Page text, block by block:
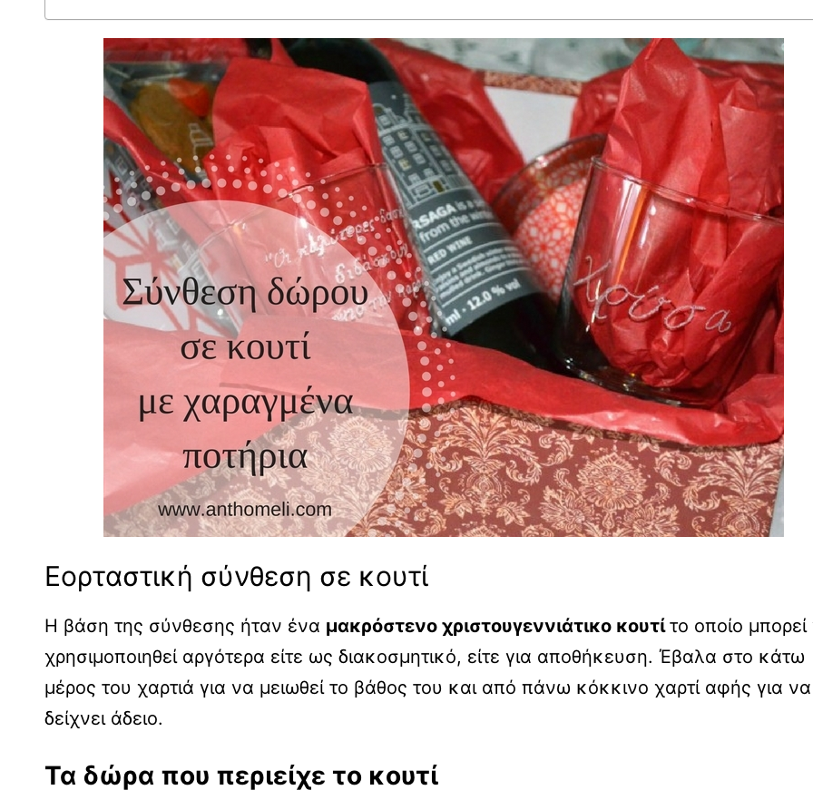
Εορταστική σύνθεση σε κουτί
Η βάση της σύνθεσης ήταν ένα μακρόστενο χριστουγεννιάτικο κουτίτο οποίο
χρησιμοποιηθεί αργότερα είτε ως διακοσμητικό, είτε για αποθήκευση. Έβαλα στο κάτω
μέρος του χαρτιά για να μειωθεί το βάθος του και από πάνω κόκκινο χαρτί αφής για
δείχνει άδειο.
Τα δώρα που περιείχε το κουτί